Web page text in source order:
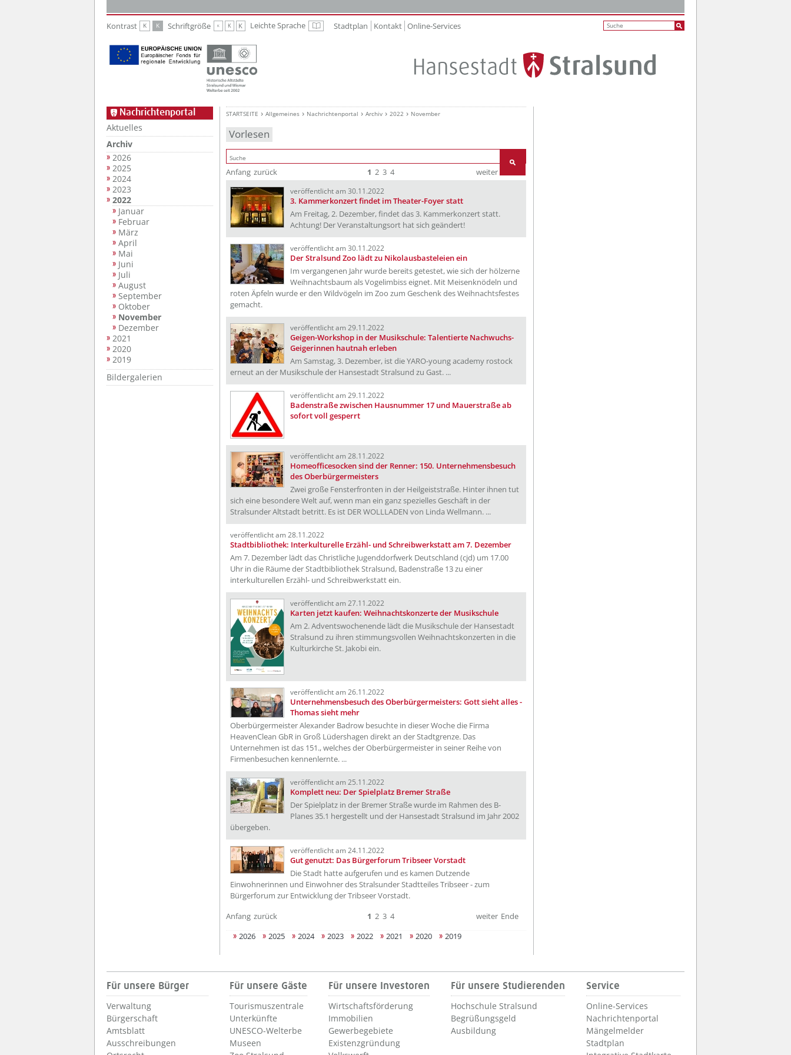
Kontrast K K Schriftgröße K K K Leichte Sprache Leichte Sprache
Stadtplan Kontakt Online-Services
Nachrichtenportal
Aktuelles
Archiv
2026
2025
2024
2023
2022
Januar
Februar
März
April
Mai
Juni
Juli
August
September
Oktober
November
Dezember
2021
2020
2019
Bildergalerien
STARTSEITE Allgemeines Nachrichtenportal Archiv 2022 November
Vorlesen
Anfang zurück 1 2 3 4 weiter
veröffentlicht am 30.11.2022
3. Kammerkonzert findet im Theater-Foyer statt
Am Freitag, 2. Dezember, findet das 3. Kammerkonzert statt.
Achtung! Der Veranstaltungsort hat sich geändert!
veröffentlicht am 30.11.2022
Der Stralsund Zoo lädt zu Nikolausbasteleien ein
Im vergangenen Jahr wurde bereits getestet, wie sich der hölzerne
Weihnachtsbaum als Vogelimbiss eignet. Mit Meisenknödeln und
roten Äpfeln wurde er den Wildvögeln im Zoo zum Geschenk des Weihnachtsfestes
gemacht.
veröffentlicht am 29.11.2022
Geigen-Workshop in der Musikschule: Talentierte Nachwuchs-
Geigerinnen hautnah erleben
Am Samstag, 3. Dezember, ist die YARO-young academy rostock
erneut an der Musikschule der Hansestadt Stralsund zu Gast. ...
veröffentlicht am 29.11.2022
Badenstraße zwischen Hausnummer 17 und Mauerstraße ab
sofort voll gesperrt
veröffentlicht am 28.11.2022
Homeofficesocken sind der Renner: 150. Unternehmensbesuch
des Oberbürgermeisters
Zwei große Fensterfronten in der Heilgeiststraße. Hinter ihnen tut
sich eine besondere Welt auf, wenn man ein ganz spezielles Geschäft in der
Stralsunder Altstadt betritt. Es ist DER WOLLLADEN von Linda Wellmann. ...
veröffentlicht am 28.11.2022
Stadtbibliothek: Interkulturelle Erzähl- und Schreibwerkstatt am 7. Dezember
Am 7. Dezember lädt das Christliche Jugenddorfwerk Deutschland (cjd) um 17.00
Uhr in die Räume der Stadtbibliothek Stralsund, Badenstraße 13 zu einer
interkulturellen Erzähl- und Schreibwerkstatt ein.
veröffentlicht am 27.11.2022
Karten jetzt kaufen: Weihnachtskonzerte der Musikschule
Am 2. Adventswochenende lädt die Musikschule der Hansestadt
Stralsund zu ihren stimmungsvollen Weihnachtskonzerten in die
Kulturkirche St. Jakobi ein.
veröffentlicht am 26.11.2022
Unternehmensbesuch des Oberbürgermeisters: Gott sieht alles -
Thomas sieht mehr
Oberbürgermeister Alexander Badrow besuchte in dieser Woche die Firma
HeavenClean GbR in Groß Lüdershagen direkt an der Stadtgrenze. Das
Unternehmen ist das 151., welches der Oberbürgermeister in seiner Reihe von
Firmenbesuchen kennenlernte. ...
veröffentlicht am 25.11.2022
Komplett neu: Der Spielplatz Bremer Straße
Der Spielplatz in der Bremer Straße wurde im Rahmen des B-
Planes 35.1 hergestellt und der Hansestadt Stralsund im Jahr 2002
übergeben.
veröffentlicht am 24.11.2022
Gut genutzt: Das Bürgerforum Tribseer Vorstadt
Die Stadt hatte aufgerufen und es kamen Dutzende
Einwohnerinnen und Einwohner des Stralsunder Stadtteiles Tribseer - zum
Bürgerforum zur Entwicklung der Tribseer Vorstadt.
Anfang zurück 1 2 3 4 weiter Ende
2026
2025 2024 2023 2022 2021 2020 2019
Für unsere Bürger
Verwaltung
Bürgerschaft
Amtsblatt
Ausschreibungen
Für unsere Gäste
Tourismuszentrale
Unterkünfte
UNESCO-Welterbe
Museen
Für unsere Investoren
Wirtschaftsförderung
Immobilien
Gewerbegebiete
Existenzgründung
Für unsere Studierenden
Hochschule Stralsund
Begrüßungsgeld
Ausbildung
Service
Online-Services
Nachrichtenportal
Mängelmelder
Stadtplan